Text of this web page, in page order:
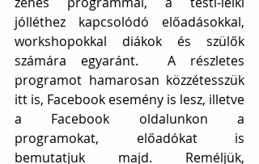
jólléthez kapcsolódó előadásokkal,
workshopokkal diákok és szülők
számára egyaránt.  A részletes
programot hamarosan közzétesszük
itt is, Facebook esemény is lesz, illetve
a Facebook oldalunkon a
programokat, előadókat is
bemutatjuk majd. Reméljük,